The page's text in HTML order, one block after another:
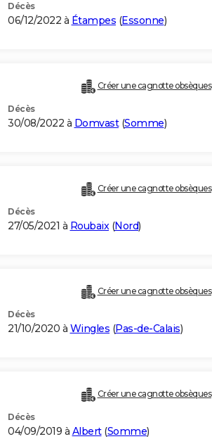
Décès
06/12/2022 à Étampes (Essonne)
Créer une cagnotte obsèques
Décès
30/08/2022 à Domvast(Somme)
Créer une cagnotte obsèques
Décès
27/05/2021 à Roubaix(Nord)
Créer une cagnotte obsèques
Décès
21/10/2020 à Wingles (Pas-de-Calais)
Créer une cagnotte obsèques
Décès
04/09/2019 à Albert(Somme)